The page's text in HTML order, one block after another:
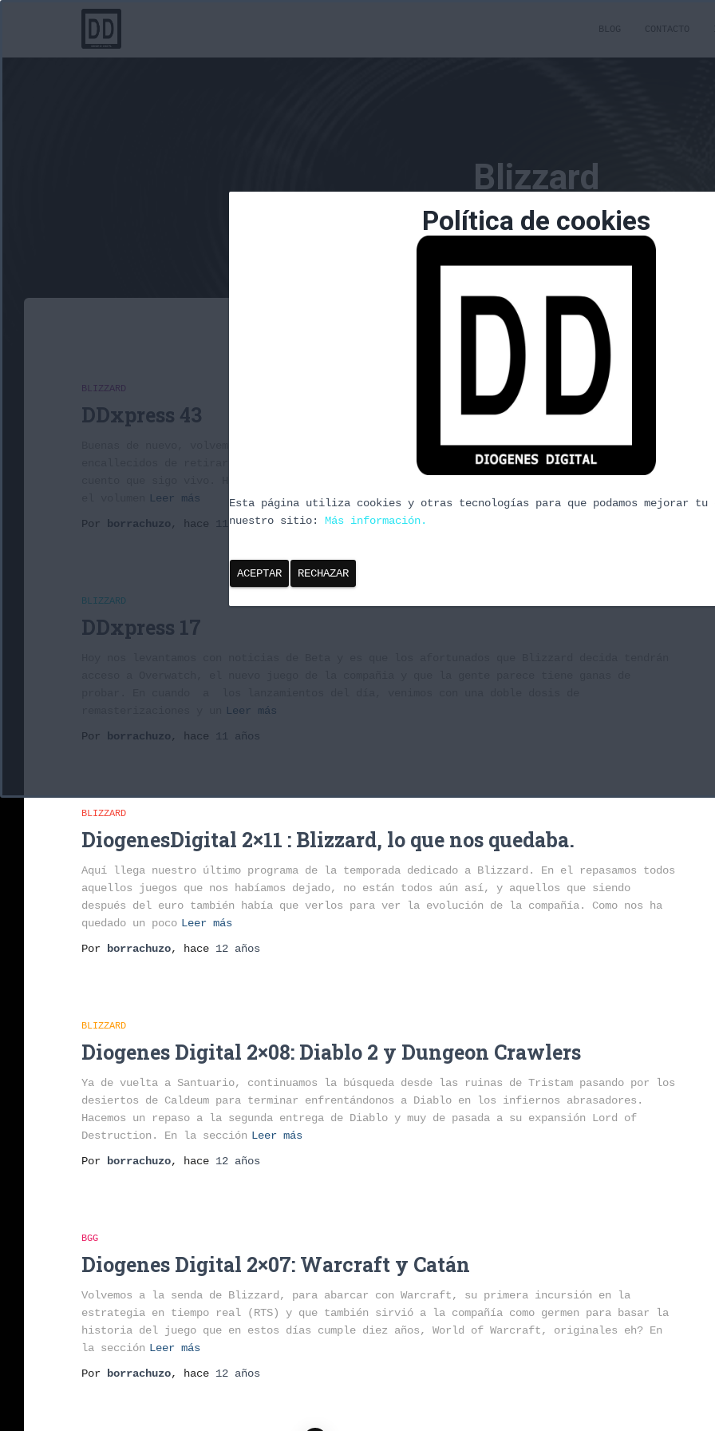
BLOG CONTACTO
Blizzard
BLIZZARD
DDxpress 43
Buenas de nuevo, volvemos después de las fiestas, ya hartos de comer y con los dedos
encallecidos de retirar papel de regalo, lanzar dados y darle al mando. Hoy simplemente os
Leer más
Por
borrachuzo , hace 11 años
BLIZZARD
DDxpress 17
Leer más
Por
borrachuzo , hace 11 años
BLIZZARD
DiogenesDigital 2×11 : Blizzard, lo que nos quedaba.
Aquí llega nuestro último programa de la temporada dedicado a Blizzard. En el repasamos todos
aquellos juegos que nos habíamos dejado, no están todos aún así, y aquellos que siendo
después del euro también había que verlos para ver la evolución de la compañía. Como nos ha
quedado un poco Leer más
Por
borrachuzo, hace 12 años
BLIZZARD
Diogenes Digital 2×08: Diablo 2 y Dungeon Crawlers
Ya de vuelta a Santuario, continuamos la búsqueda desde las ruinas de Tristam pasando por los
desiertos de Caldeum para terminar enfrentándonos a Diablo en los infiernos abrasadores.
Hacemos un repaso a la segunda entrega de Diablo y muy de pasada a su expansión Lord of
Destruction. En la sección Leer más
Por
borrachuzo, hace 12 años
BGG
Diogenes Digital 2×07: Warcraft y Catán
Volvemos a la senda de Blizzard, para abarcar con Warcraft, su primera incursión en la
estrategia en tiempo real (RTS) y que también sirvió a la compañía como germen para basar la
historia del juego que en estos días cumple diez años, World of Warcraft, originales eh? En
la sección Leer más
Por
borrachuzo, hace 12 años
Política de cookies
Esta página utiliza cookies y otras tecnologías para que podamos mejorar tu
nuestro sitio: Más información.
ACEPTAR RECHAZAR